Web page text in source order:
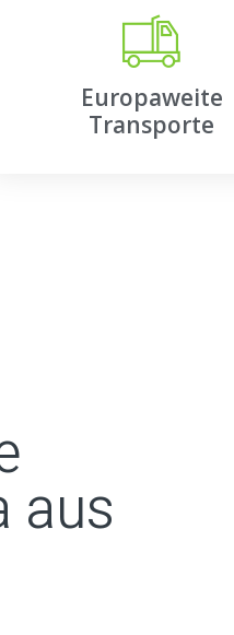
Europaweite
Transporte
aus